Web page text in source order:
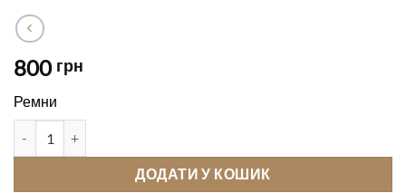
800 грн
Ремни
ДОДАТИ У КОШИК